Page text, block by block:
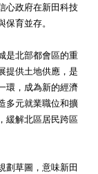
心政府在新田科技
育並存。
是北部都會區的重
提供土地供應，是
環，成為新的經濟
多元就業職位和擴
緩解北區居民跨區
劃草圖，意味新田